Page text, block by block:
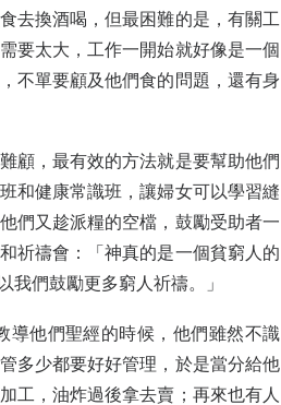
去換酒喝，但最困難的是，有關工
要太大，工作一開始就好像是一個
不單要顧及他們食的問題，還有身
顧，最有效的方法就是要幫助他們
和健康常識班，讓婦女可以學習縫
們又趁派糧的空檔，鼓勵受助者一
祈禱會：「神真的是一個貧窮人的
們鼓勵更多窮人祈禱。」
導他們聖經的時候，他們雖然不識
多少都要好好管理，於是當分給他
工，油炸過後拿去賣；再來也有人